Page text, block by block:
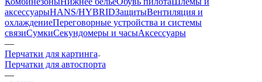
аксессуарыHANS/HYBRIDЗащитыВентиляция и
охлаждениеПереговорные устройства и системы
связиСумкиСекундомеры и часыАксессуары
—
Перчатки для картинга
Перчатки для автоспорта
—